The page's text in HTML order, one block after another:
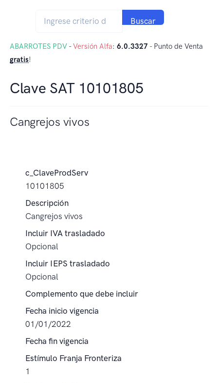
Buscar
ABARROTES PDV -Versión Alfa: 6.0.3327 - Punto de Venta
gratis!
Clave SAT 10101805
Cangrejos vivos
c_ClaveProdServ
10101805
Descripción
Cangrejos vivos
Incluir IVA trasladado
Opcional
Incluir IEPS trasladado
Opcional
Complemento que debe incluir
Fecha inicio vigencia
01/01/2022
Fecha fin vigencia
Estímulo Franja Fronteriza
1